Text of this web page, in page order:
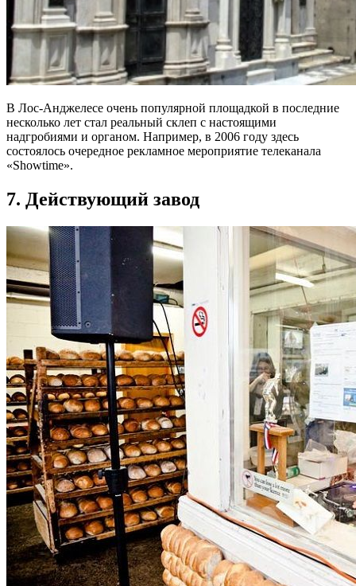
В Лос-Анджелесе очень популярной площадкой в последние
несколько лет стал реальный склеп с настоящими
надгробиями и органом. Например, в 2006 году здесь
состоялось очередное рекламное мероприятие телеканала
«Showtime».
7. Действующий завод